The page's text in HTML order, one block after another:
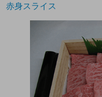
赤身スライス